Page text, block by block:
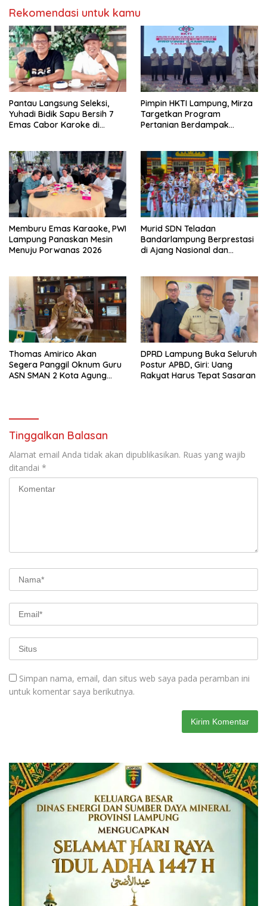
Rekomendasi untuk kamu
Pantau Langsung Seleksi,
Yuhadi Bidik Sapu Bersih 7
Emas Cabor Karoke di
Pimpin HKTI Lampung, Mirza
Targetkan Program
Pertanian Berdampak
Memburu Emas Karaoke, PWI
Lampung Panaskan Mesin
Menuju Porwanas 2026
Murid SDN Teladan
Bandarlampung Berprestasi
di Ajang Nasional dan
Thomas Amirico Akan
Segera Panggil Oknum Guru
ASN SMAN 2 Kota Agung
DPRD Lampung Buka Seluruh
Postur APBD, Giri: Uang
Rakyat Harus Tepat Sasaran
Tinggalkan Balasan
Alamat email Anda tidak akan dipublikasikan. Ruas yang wajib
ditandai *
Simpan nama, email, dan situs web saya pada peramban ini
untuk komentar saya berikutnya.